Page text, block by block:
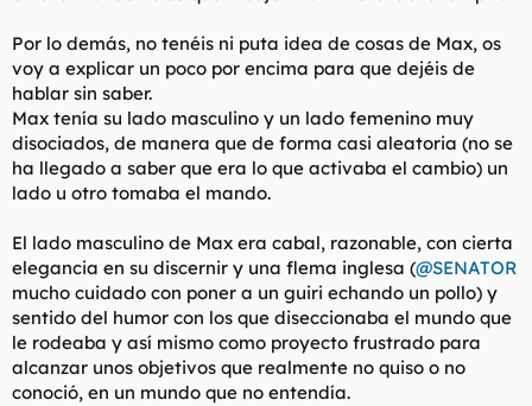
Por lo demás, no tenéis ni puta idea de cosas de Max, os
voy a explicar un poco por encima para que dejéis de
hablar sin saber.
Max tenía su lado masculino y un lado femenino muy
disociados, de manera que de forma casi aleatoria (no se
ha llegado a saber que era lo que activaba el cambio) un
lado u otro tomaba el mando.
El lado masculino de Max era cabal, razonable, con cierta
elegancia en su discernir y una flema inglesa (@SENATOR
mucho cuidado con poner a un guiri echando un pollo) y
sentido del humor con los que diseccionaba el mundo que
le rodeaba y así mismo como proyecto frustrado para
alcanzar unos objetivos que realmente no quiso o no
conoció, en un mundo que no entendía.